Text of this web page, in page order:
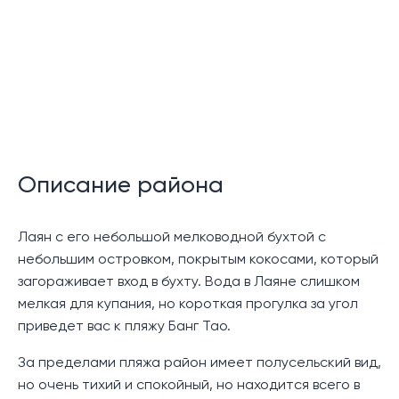
виллы с бассейном и панорамным видом либо на
пышные зеленые горы, либо на обширный залив
оформленные виллы с бассейном предназначены
для тех, кто ищет роскошную тропическую жизнь в
безмятежной обстановке. Комплекс удобно
расположен в нескольких минутах езды от
комплекса Laguna, ресторанов, баров, торговых
районов и живописных пляжей Лаян и Бангтао.
Этот бутик-проект на склоне холма будет состоять
Описание района
Лаян с его небольшой мелководной бухтой с
небольшим островком, покрытым кокосами, который
загораживает вход в бухту. Вода в Лаяне слишком
мелкая для купания, но короткая прогулка за угол
приведет вас к пляжу Банг Тао.
За пределами пляжа район имеет полусельский вид,
но очень тихий и спокойный, но находится всего в